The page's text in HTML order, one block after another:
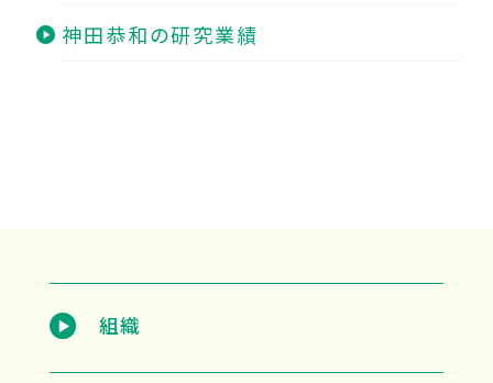
神田恭和の研究業績
組織